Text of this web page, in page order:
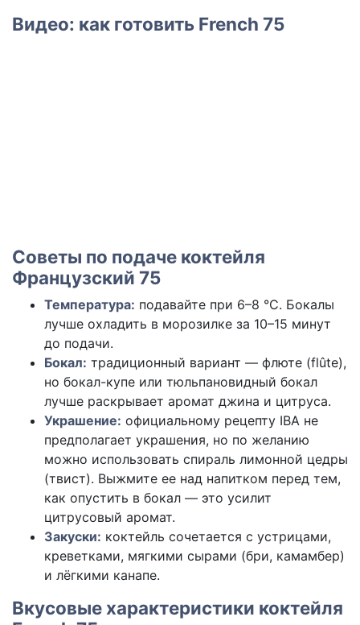
Видео: как готовить French 75
Советы по подаче коктейля
Французский 75
Температура: подавайте при 6–8 °C. Бокалы
лучше охладить в морозилке за 10–15 минут
до подачи.
Бокал: традиционный вариант — флюте (flûte),
но бокал-купе или тюльпановидный бокал
лучше раскрывает аромат джина и цитруса.
Украшение: официальному рецепту IBA не
предполагает украшения, но по желанию
можно использовать спираль лимонной цедры
(твист). Выжмите ее над напитком перед тем,
как опустить в бокал — это усилит
цитрусовый аромат.
Закуски: коктейль сочетается с устрицами,
креветками, мягкими сырами (бри, камамбер)
и лёгкими канапе.
Вкусовые характеристики коктейля